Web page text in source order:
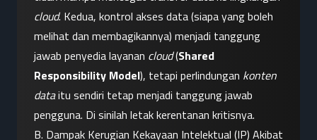
cloud. Kedua, kontrol akses data (siapa yang boleh
melihat dan membagikannya) menjadi tanggung
jawab penyedia layanan cloud (Shared
Responsibility Model), tetapi perlindungan konten
data itu sendiri tetap menjadi tanggung jawab
pengguna. Di sinilah letak kerentanan kritisnya.
B. Dampak Kerugian Kekayaan Intelektual (IP) Akibat